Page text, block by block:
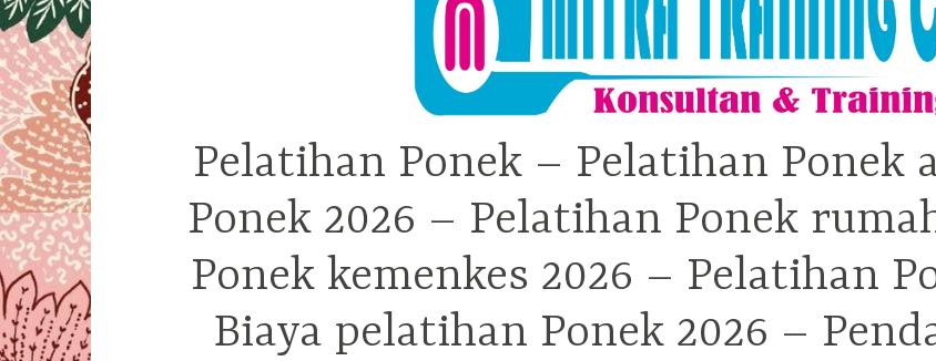
Pelatihan Ponek – Pelatihan Ponek
Ponek 2026 – Pelatihan Ponek
Ponek kemenkes 2026 – Pelatihan
Biaya pelatihan Ponek 2026 –